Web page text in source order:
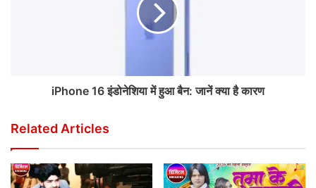
iPhone 16 इंडोनेशिया में हुआ बैन: जानें क्या है कारण
Related Articles